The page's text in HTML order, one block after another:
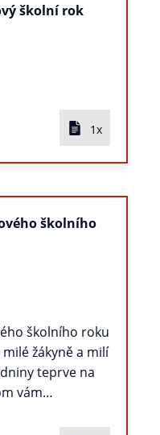
školní rok
1x
školního
školního roku
žákyně a milí
teprve na
vám…